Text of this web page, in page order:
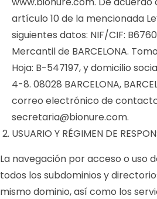
artículo 10 de la mencionada
siguientes datos: NIF/CIF:
Mercantil de BARCELONA.
Hoja: B-547197, y domicilio
4-8. 08028 BARCELONA,
correo electrónico de
secretaria@bionure.com.
USUARIO Y RÉGIMEN DE
La navegación por acceso o uso
todos los subdominios y
mismo dominio, así como los